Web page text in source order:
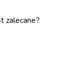
zalecane?